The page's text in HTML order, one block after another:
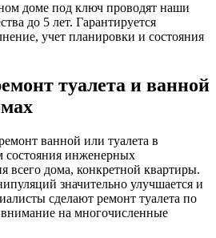
доме под ключ проводят наши
до 5 лет. Гарантируется
учет планировки и состояния
туалета и ванной
ванной или туалета в
состояния инженерных
всего дома, конкретной квартиры.
значительно улучшается и
сделают ремонт туалета по
на многочисленные